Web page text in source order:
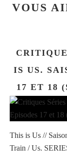
VOUS
IS US.
17 ET 18
This is Us //
Train / Us.